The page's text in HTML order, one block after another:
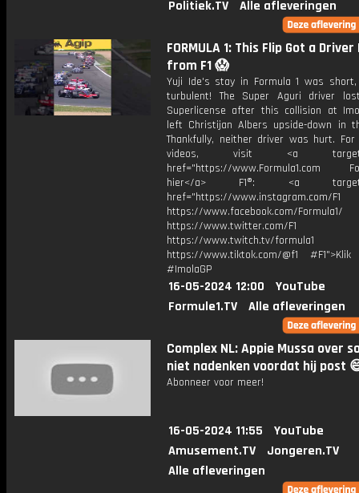
Politiek.TV
Alle afleveringen
FORMULA 1: This Flip Got a
from F1 😱
Yuji Ide's stay in Formula 1 was
turbulent! The Super Aguri driver
Superlicense after this collision at
left Christijan Albers upside-down in
Thankfully, neither driver was hurt. For
videos, visit <a
href="https://www.Formula1.com
hier</a> F1®: <a
href="https://www.instagram.com/F1
https://www.facebook.com/Formula1/
https://www.twitter.com/F1
https://www.twitch.tv/formula1
https://www.tiktok.com/@f1
#ImolaGP
16-05-2024 12:00
YouTube
Formule1.TV
Alle afleveringen
Complex NL: Appie Mussa over
niet nadenken voordat hij post
Abonneer voor meer!
16-05-2024 11:55
YouTube
Amusement.TV
Jongeren.TV
Alle afleveringen